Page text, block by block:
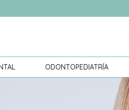
ODONTOPEDIATRÍA